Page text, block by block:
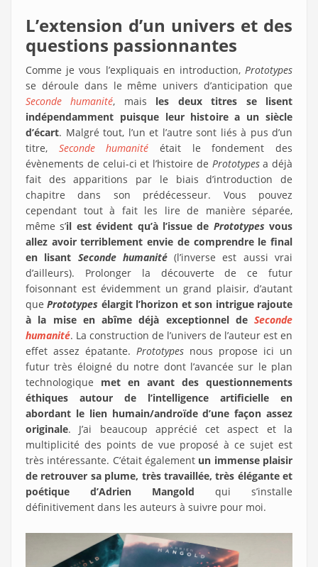
L’extension d’un univers et des
questions passionnantes
Comme je vous l’expliquais en introduction, Prototypes
se déroule dans le même univers d’anticipation que
Seconde humanité, mais les deux titres se lisent
indépendamment puisque leur histoire a un siècle
d’écart. Malgré tout, l’un et l’autre sont liés à pus d’un
titre, Seconde humanité
était le fondement des
évènements de celui-ci et l’histoire de Prototypesa déjà
fait des apparitions par le biais d’introduction de
chapitre dans son prédécesseur. Vous pouvez
cependant tout à fait les lire de manière séparée,
même s’il est évident qu’à l’issue de Prototypes vous
allez avoir terriblement envie de comprendre le final
en lisant Seconde humanité (l’inverse est aussi vrai
d’ailleurs). Prolonger la découverte de ce futur
foisonnant est évidemment un grand plaisir, d’autant
quePrototypes élargit l’horizon et son intrigue rajoute
à la mise en abîme déjà exceptionnel de Seconde
humanité. La construction de l’univers de l’auteur est en
effet assez épatante. Prototypes nous propose ici un
futur très éloigné du notre dont l’avancée sur le plan
technologique met en avant des questionnements
éthiques autour de l’intelligence artificielle en
abordant le lien humain/androïde d’une façon assez
originale. J’ai beaucoup apprécié cet aspect et la
multiplicité des points de vue proposé à ce sujet est
très intéressante. C’était également un immense plaisir
de retrouver sa plume, très travaillée, très élégante et
poétique d’Adrien Mangold qui s’installe
définitivement dans les auteurs à suivre pour moi.